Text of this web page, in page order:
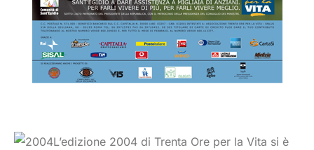
L’edizione 2004 di Trenta Ore per la Vita si è